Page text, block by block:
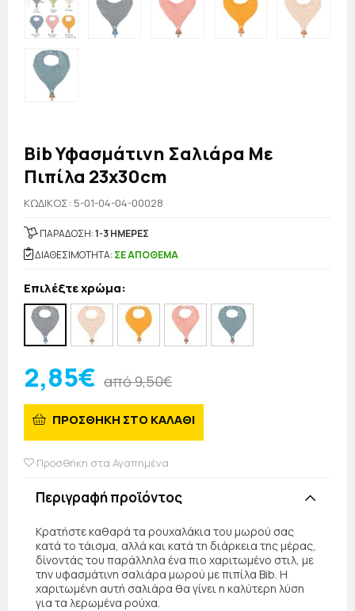
Bib Υφασμάτινη Σαλιάρα Με
Πιπίλα 23x30cm
KΩΔΙΚΟΣ: 5-01-04-04-00028
ΠΑΡΑΔΟΣΗ:1-3 ΗΜΕΡΕΣ
ΔΙΑΘΕΣΙΜΟΤΗΤΑ: ΣΕ ΑΠΟΘΕΜΑ
Επιλέξτε χρώμα:
2,85€ από 9,50€
ΠΡΟΣΘΗΚΗ ΣΤΟ ΚΑΛΑΘΙ
Προσθήκη στα Αγαπημένα
Περιγραφή προϊόντος
Κρατήστε καθαρά τα ρουχαλάκια του μωρού σας
κατά το τάισμα, αλλά και κατά τη διάρκεια της μέρας,
δίνοντάς του παράλληλα ένα πιο χαριτωμένο στιλ, με
την υφασμάτινη σαλιάρα μωρού με πιπίλα Bib. Η
χαριτωμένη αυτή σαλιάρα θα γίνει η καλύτερη λύση
για τα λερωμένα ρούχα.